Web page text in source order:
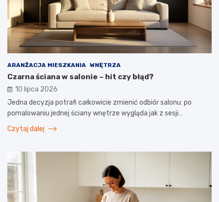
ARANŻACJA MIESZKANIA WNĘTRZA
Czarna ściana w salonie – hit czy błąd?
10 lipca 2026
Jedna decyzja potrafi całkowicie zmienić odbiór salonu: po
pomalowaniu jednej ściany wnętrze wygląda jak z sesji…
Czytaj dalej